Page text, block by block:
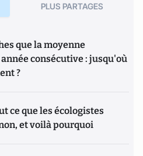
PLUS PARTAGES
que la moyenne
consécutive : jusqu'où
?
ce que les écologistes
et voilà pourquoi